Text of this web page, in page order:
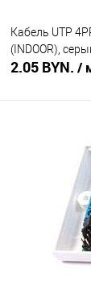
Кабель UTP
(INDOOR),
2.05 BYN. /
Купить в 1
В избранное